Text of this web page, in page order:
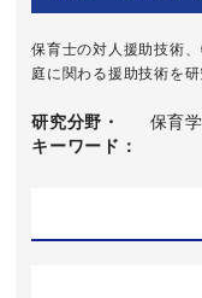
保育士の対人援助技術
庭に関わる援助技術を研
研究分野・
キーワード
保育